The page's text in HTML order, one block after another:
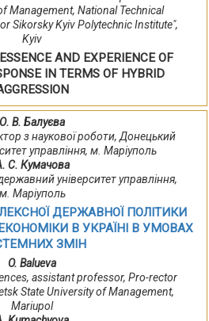
Management, National Technical
Sikorsky Kyiv Polytechnic Institute",
Kyiv
AND EXPERIENCE OF
IN TERMS OF HYBRID
О. В. Балуєва
з наукової роботи, Донецький
управління, м. Маріуполь
С. Кумачова
університет управління,
м. Маріуполь
ДЕРЖАВНОЇ ПОЛІТИКИ
В УКРАЇНІ В УМОВАХ
ЗМІН
O. Balueva
assistant professor, Pro-rector
State University of Management,
Mariupol